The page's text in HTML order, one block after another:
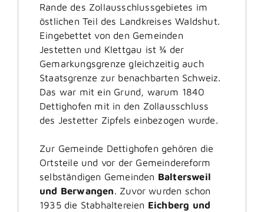
Rande des Zollausschlussgebietes im
östlichen Teil des Landkreises Waldshut.
Eingebettet von den Gemeinden
Jestetten und Klettgau ist ¾ der
Gemarkungsgrenze gleichzeitig auch
Staatsgrenze zur benachbarten Schweiz.
Das war mit ein Grund, warum 1840
Dettighofen mit in den Zollausschluss
des Jestetter Zipfels einbezogen wurde.
Zur Gemeinde Dettighofen gehören die
Ortsteile und vor der Gemeindereform
selbständigen Gemeinden Baltersweil
und Berwangen . Zuvor wurden schon
1935 die Stabhaltereien Eichberg und